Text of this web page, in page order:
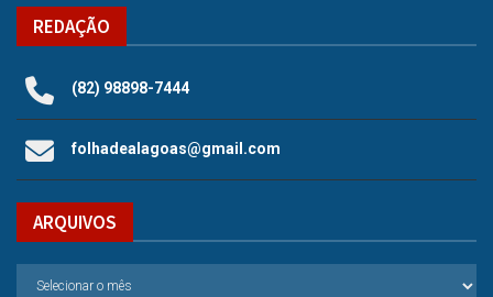
REDAÇÃO
(82) 98898-7444
folhadealagoas@gmail.com
ARQUIVOS